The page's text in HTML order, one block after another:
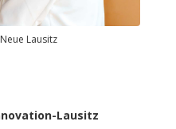
Lausitz
Lausitz